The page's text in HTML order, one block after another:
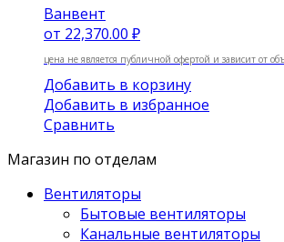
Ванвент
от 22,370.00 ₽
цена не является публичной офертой и зависит от
Добавить в корзину
Добавить в избранное
Сравнить
Магазин по отделам
Вентиляторы
Бытовые вентиляторы
Канальные вентиляторы